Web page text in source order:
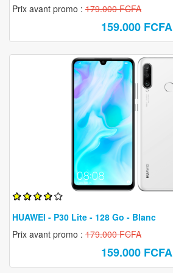
Prix avant promo : 179.000 FCFA
159.000 FCFA
HUAWEI - P30 Lite - 128 Go - Blanc
Prix avant promo : 179.000 FCFA
159.000 FCFA